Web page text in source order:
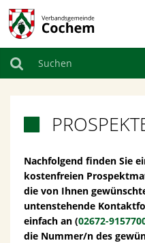
AKTUELLES
WIRTSCHAFT
LEBEN BEI UNS
Nachfolgend finden Sie
kostenfreien
die von Ihnen
untenstehende
einfach an (02672-
die Nummer/n des